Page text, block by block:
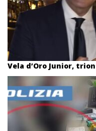
Vela d’Oro Junior,